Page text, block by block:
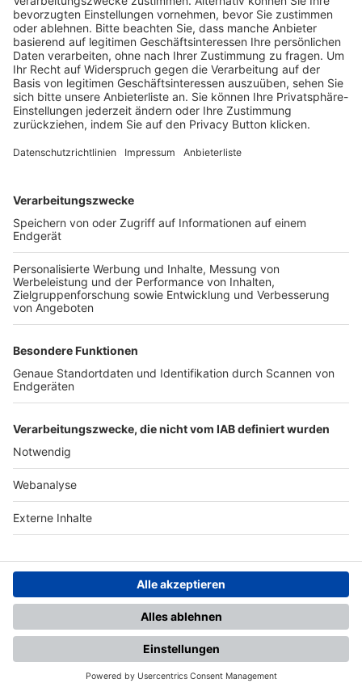
Schulungsangebot Vereinsmitarbeiter
BFV-Geschäftsstellen
Trainerbörse
Login SpielPlus
FOLGE DEM BFV
TOP-VEREINE
TOP-PARTNER
SFV DFB
Nutzungsbedingungen Datenschutz Impressum
Ihr Gerät wird möglicherweise
nicht vollständig unterstützt.
Für die beste Nutzung empfehlen
wir ein kompatibles Gerät oder
einen aktuellen Browser.